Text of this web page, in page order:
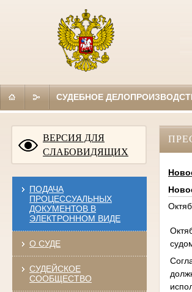
СУДЕБНОЕ
ВЕРСИЯ ДЛЯ
СЛАБОВИДЯЩИХ
ПОДАЧА
ПРОЦЕССУАЛЬНЫХ
ДОКУМЕНТОВ В
ЭЛЕКТРОННОМ ВИДЕ
О СУДЕ
СУДЕЙСКОЕ
СООБЩЕСТВО